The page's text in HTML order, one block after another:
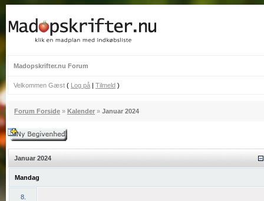
Madopskrifter.nu Forum
Velkommen Gæst ( Log på | Tilmeld )
Forum Forside » Kalender » Januar 2024
Januar 2024
Mandag
8.